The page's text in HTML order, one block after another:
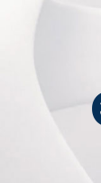
conteúdo